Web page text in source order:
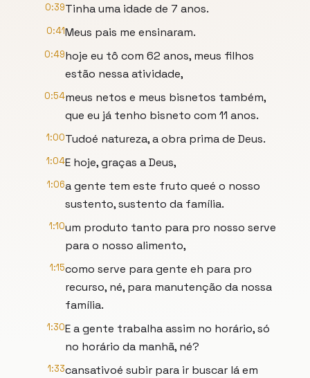
0:39Tinha uma idade de 7 anos.
0:41Meus pais me ensinaram.
0:49hoje eu tô com 62 anos, meus filhos
estão nessa atividade,
0:54meus netos e meus bisnetos também,
que eu já tenho bisneto com 11 anos.
1:00Tudoé natureza, a obra prima de Deus.
1:04E hoje, graças a Deus,
1:06a gente tem este fruto queé o nosso
sustento, sustento da família.
1:10um produto tanto para pro nosso serve
para o nosso alimento,
1:15como serve para gente eh para pro
recurso, né, para manutenção da nossa
família.
1:30E a gente trabalha assim no horário, só
no horário da manhã, né?
1:33cansativoé subir para ir buscar lá em